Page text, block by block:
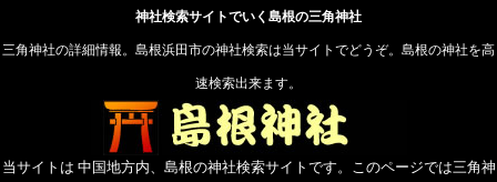
神社検索サイトでいく島根の三角神社
三角神社の詳細情報。島根浜田市の神社検索は当サイトでどうぞ。島根の神社を高
速検索出来ます。
当サイトは 中国地方内、島根の神社検索サイトです。このページでは三角神